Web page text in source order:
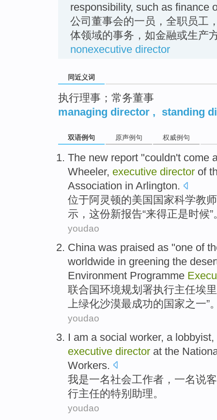
responsibility, such as finance
公司董事会的一员，全职员工
体领域的事务，如金融或生产
nonexecutive director
同近义词
执行理事；常务董事
managing director , standing
双语例句 原声例句 权威例句
The new report "couldn't come
Wheeler, executive director of
Association in Arlington.
位于阿灵顿的美国 国家科学教师
示 ，这份新报告“来得正是时候”
youdao
China was praised as "one of
worldwide in greening the
Environment Programme
联合国环境规划署执行主任埃
上绿化沙漠最成功的国家之一”
youdao
I am a social worker, a lobbyist
executive director at the
Workers.
我是一名社会工作者 ，一名说客
行主任的特别 助理。
youdao